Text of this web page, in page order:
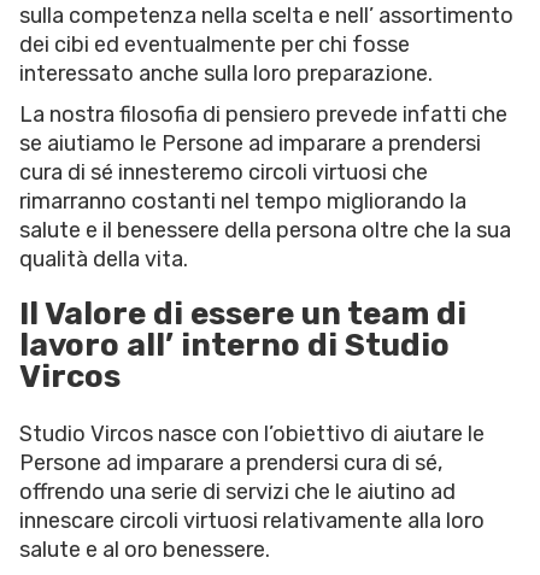
sulla competenza nella scelta e nell’ assortimento
dei cibi ed eventualmente per chi fosse
interessato anche sulla loro preparazione.
La nostra filosofia di pensiero prevede infatti che
se aiutiamo le Persone ad imparare a prendersi
cura di sé innesteremo circoli virtuosi che
rimarranno costanti nel tempo migliorando la
salute e il benessere della persona oltre che la sua
qualità della vita.
Il Valore di essere un team di
lavoro all’ interno di Studio
Vircos
Studio Vircos nasce con l’obiettivo di aiutare le
Persone ad imparare a prendersi cura di sé,
offrendo una serie di servizi che le aiutino ad
innescare circoli virtuosi relativamente alla loro
salute e al oro benessere.